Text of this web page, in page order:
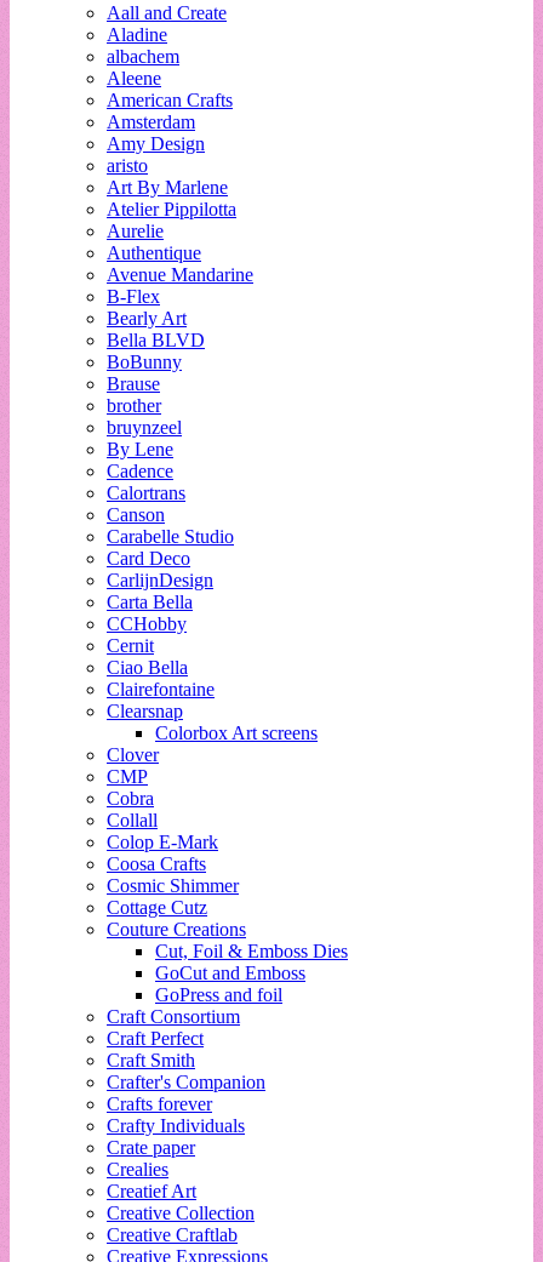
Aall and Create
Aladine
albachem
Aleene
American Crafts
Amsterdam
Amy Design
aristo
Art By Marlene
Atelier Pippilotta
Aurelie
Authentique
Avenue Mandarine
B-Flex
Bearly Art
Bella BLVD
BoBunny
Brause
brother
bruynzeel
By Lene
Cadence
Calortrans
Canson
Carabelle Studio
Card Deco
CarlijnDesign
Carta Bella
CCHobby
Cernit
Ciao Bella
Clairefontaine
Clearsnap
Colorbox Art screens
Clover
CMP
Cobra
Collall
Colop E-Mark
Coosa Crafts
Cosmic Shimmer
Cottage Cutz
Couture Creations
Cut, Foil & Emboss Dies
GoCut and Emboss
GoPress and foil
Craft Consortium
Craft Perfect
Craft Smith
Crafter's Companion
Crafts forever
Crafty Individuals
Crate paper
Crealies
Creatief Art
Creative Collection
Creative Craftlab
Creative Expressions